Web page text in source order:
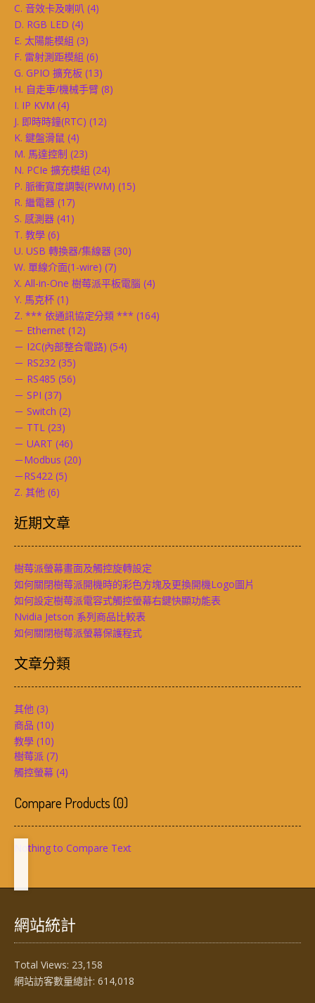
C. 音效卡及喇叭 (4)
D. RGB LED (4)
E. 太陽能模組 (3)
F. 雷射測距模組 (6)
G. GPIO 擴充板 (13)
H. 自走車/機械手臂 (8)
I. IP KVM (4)
J. 即時時鐘(RTC) (12)
K. 鍵盤滑鼠 (4)
M. 馬達控制 (23)
N. PCIe 擴充模組 (24)
P. 脈衝寬度調製(PWM) (15)
R. 繼電器 (17)
S. 感測器 (41)
T. 教學 (6)
U. USB 轉換器/集線器 (30)
W. 單線介面(1-wire) (7)
X. All-in-One 樹莓派平板電腦 (4)
Y. 馬克杯 (1)
Z. *** 依通訊協定分類 *** (164)
－ Ethernet (12)
－ I2C(內部整合電路) (54)
－ RS232 (35)
－ RS485 (56)
－ SPI (37)
－ Switch (2)
－ TTL (23)
－ UART (46)
－Modbus (20)
－RS422 (5)
Z. 其他 (6)
近期文章
樹莓派螢幕畫面及觸控旋轉設定
如何關閉樹莓派開機時的彩色方塊及更換開機Logo圖片
如何設定樹莓派電容式觸控螢幕右鍵快顯功能表
Nvidia Jetson 系列商品比較表
如何關閉樹莓派螢幕保護程式
文章分類
其他 (3)
商品 (10)
教學 (10)
樹莓派 (7)
觸控螢幕 (4)
Compare Products(0)
Nothing to Compare Text
網站統計
Total Views: 23,158
網站訪客數量總計: 614,018